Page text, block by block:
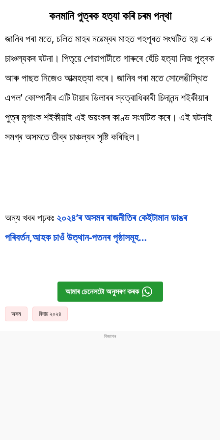
কনমানি পুত্ৰক হত্যা কৰি চৰম পন্থা
জানিব পৰা মতে, চলিত মাহৰ নৱেম্বৰ মাহত গহপুৰত সংঘটিত হয় এক
চাঞ্চল্যকৰ ঘটনা। পিতৃয়ে শোৱাপাটীতে গাৰুৰে হেঁচি হত্যা নিজ পুত্ৰক
আৰু পাছত নিজেও আত্মহত্যা কৰে। জানিব পৰা মতে সোলেঙীস্থিত
এপল’ কোম্পানীৰ এটি টায়াৰ ডিলাৰৰ স্বত্বাধিকাৰী চিদানন্দ শইকীয়াৰ
পুত্ৰ মৃগাংক শইকীয়াই এই ভয়ংকৰ কাণ্ড সংঘটিত কৰে। এই ঘটনাই
সমগ্ৰ অসমতে তীব্ৰ চাঞ্চল্যৰ সৃষ্টি কৰিছিল।
অন্য খবৰ পঢ়কঃ ২০২৪’ৰ অসমৰ ৰাজনীতিৰ কেইটামান ডাঙৰ
পৰিবৰ্তন,আহক চাওঁ উত্থান-পতনৰ পৃষ্ঠাসমূহ…
আমাৰ চেনেলটো অনুসৰণ কৰক
অসম বিদায় ২০২৪